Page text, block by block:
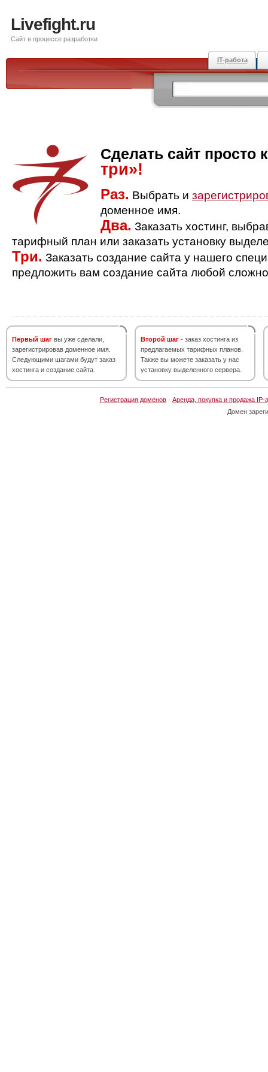
Livefight.ru
Сайт в процессе разработки
IT-работа
Сделать сайт просто
три»!
Раз. Выбрать и
доменное имя.
Два. Заказать хостинг,
тарифный план или заказать установку
Три. Заказать создание сайта у нашего
предложить вам создание сайта любой
Первый шаг вы уже сделали,
зарегистрировав доменное имя.
Следующими шагами будут заказ
хостинга и создание сайта.
Второй шаг - заказ хостинга из
предлагаемых тарифных планов.
Также вы можете заказать у нас
установку выделенного сервера.
Регистрация доменов· Аренда, покупка и продажа IP-
Домен